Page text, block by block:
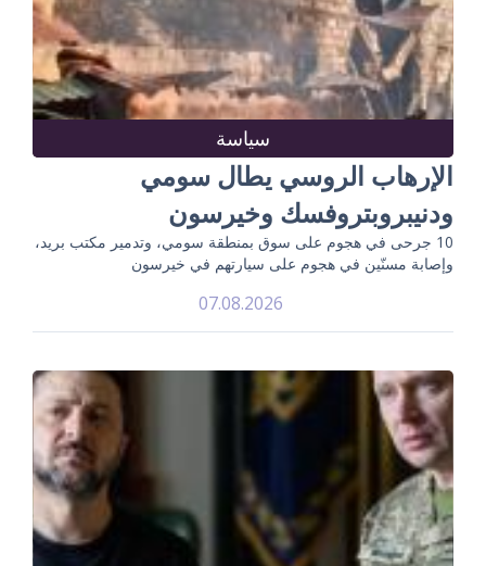
سياسة
الإرهاب الروسي يطال سومي
ودنيبروبتروفسك وخيرسون
10 جرحى في هجوم على سوق بمنطقة سومي، وتدمير مكتب بريد،
وإصابة مسنّين في هجوم على سيارتهم في خيرسون
07.08.2026